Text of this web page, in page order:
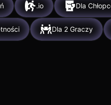
.io Dla
Dla 2 Graczy